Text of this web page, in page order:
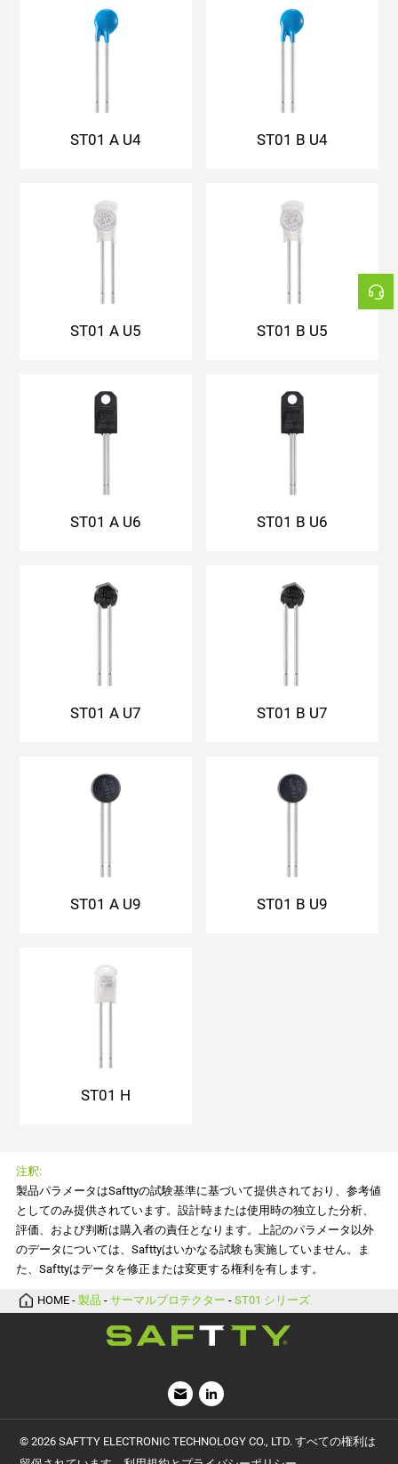
ST01 A U4 ST01 B U4
ST01 A U5 ST01 B U5
ST01 A U6 ST01 B U6
ST01 A U7 ST01 B U7
ST01 A U9 ST01 B U9
ST01 H
注釈:
た、Safttyはデータを修正または変更する権利を有します。
HOME -製品 -サーマルプロテクター -ST01 シリーズ